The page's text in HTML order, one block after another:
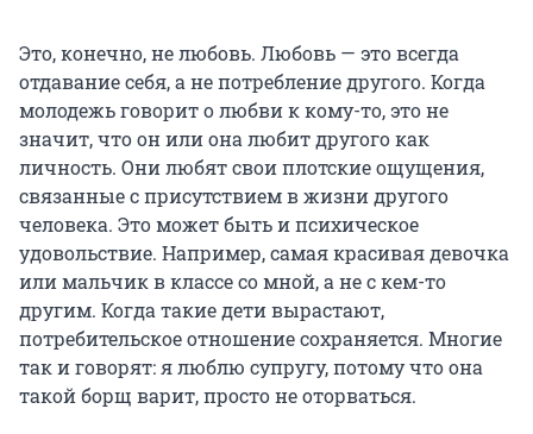
Это, конечно, не любовь. Любовь — это всегда
отдавание себя, а не потребление другого. Когда
молодежь говорит о любви к кому-то, это не
значит, что он или она любит другого как
личность. Они любят свои плотские ощущения,
связанные с присутствием в жизни другого
человека. Это может быть и психическое
удовольствие. Например, самая красивая девочка
или мальчик в классе со мной, а не с кем-то
другим. Когда такие дети вырастают,
потребительское отношение сохраняется. Многие
так и говорят: я люблю супругу, потому что она
такой борщ варит, просто не оторваться.